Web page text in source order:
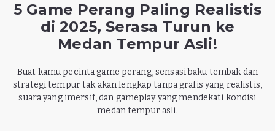
5 Game Perang Paling Realistis
di 2025, Serasa Turun ke
Medan Tempur Asli!
Buat kamu pecinta game perang, sensasi baku tembak dan
strategi tempur tak akan lengkap tanpa grafis yang realistis,
suara yang imersif, dan gameplay yang mendekati kondisi
medan tempur asli.